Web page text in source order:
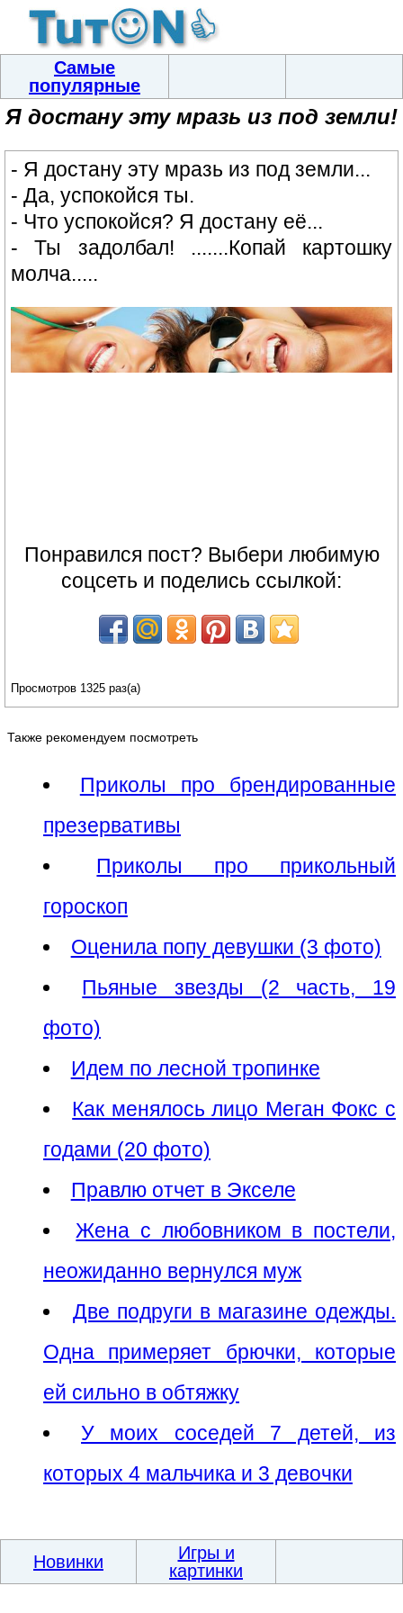
Самые
популярные
Я достану эту мразь из под земли!
- Я достану эту мразь из под земли...
- Да, успокойся ты.
- Что успокойся? Я достану её...
- Ты задолбал! .......Копай картошку
молча.....
Понравился пост? Выбери любимую
соцсеть и поделись ссылкой:
Просмотров 1325 раз(а)
Также рекомендуем посмотреть
Приколы про брендированные
презервативы
Приколы про прикольный
гороскоп
Оценила попу девушки (3 фото)
Пьяные звезды (2 часть, 19
фото)
Идем по лесной тропинке
Как менялось лицо Меган Фокс с
годами (20 фото)
Правлю отчет в Экселе
Жена с любовником в постели,
неожиданно вернулся муж
Две подруги в магазине одежды.
Одна примеряет брючки, которые
ей сильно в обтяжку
У моих соседей 7 детей, из
которых 4 мальчика и 3 девочки
Новинки
Игры и
картинки